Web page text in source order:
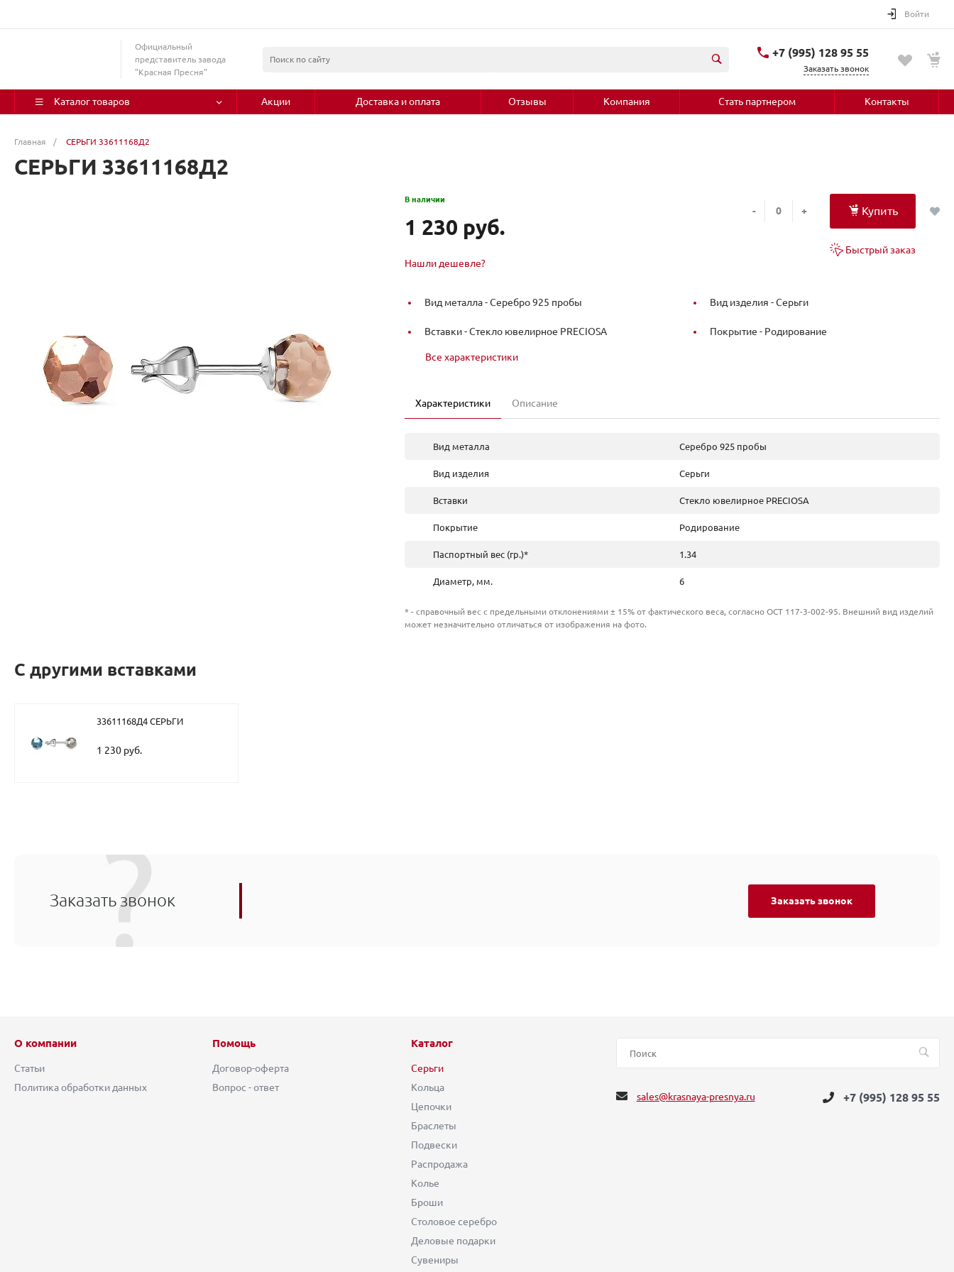
Войти
Официальный
представитель завода
"Красная Пресня"
+7 (995) 128 95 55
Заказать звонок
Каталог товаров Акции Доставка и оплата Отзывы Компания Стать партнером Контакты
Главная / СЕРЬГИ 33611168Д2
СЕРЬГИ 33611168Д2
В наличии
1 230 руб.
Нашли дешевле?
- + Купить
Быстрый заказ
Вид металла -Серебро 925 пробы Вид изделия -Серьги
Вставки -Стекло ювелирное PRECIOSA Покрытие - Родирование
Все характеристики
Характеристики Описание
Вид металла Серебро 925 пробы
Вид изделия Серьги
Вставки Стекло ювелирное PRECIOSA
Покрытие Родирование
Паспортный вес (гр.)* 1.34
Диаметр, мм. 6
* - справочный вес с предельными отклонениями ± 15% от фактического веса, согласно ОСТ 117-3-002-95. Внешний вид изделий
может незначительно отличаться от изображения на фото.
С другими вставками
33611168Д4 СЕРЬГИ
1 230 руб.
Заказать звонок Заказать звонок
О компании
Статьи
Политика обработки данных
Помощь
Договор-оферта
Вопрос - ответ
Каталог
Серьги
Кольца
Цепочки
Браслеты
Подвески
Распродажа
Колье
Броши
Столовое серебро
Деловые подарки
Сувениры
sales@krasnaya-presnya.ru +7 (995) 128 95 55